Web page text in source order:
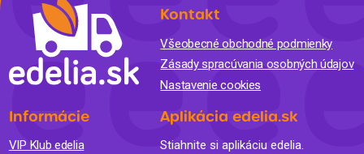
Kontakt
Všeobecné obchodné podmienky
Zásady spracúvania osobných údajov
Nastavenie cookies
Informácie
VIP Klub edelia
Aplikácia edelia.sk
Stiahnite si aplikáciu edelia.